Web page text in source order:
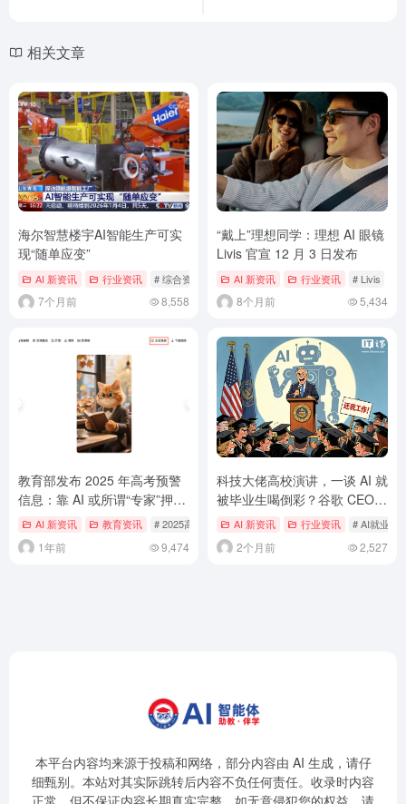
相关文章
海尔智慧楼宇AI智能生产可实
现“随单应变”
AI 新资讯 行业资讯 # 综合资讯
7个月前 8,558
“戴上”理想同学：理想 AI 眼镜
Livis 官宣 12 月 3 日发布
AI 新资讯 行业资讯 # Livis
8个月前 5,434
教育部发布 2025 年高考预警
信息：靠 AI 或所谓“专家”押中
题目可能性极小
AI 新资讯 教育资讯 # 2025高考 # AI押题 # 人工智能
1年前 9,474
科技大佬高校演讲，一谈 AI 就
被毕业生喝倒彩？谷歌 CEO
皮查伊自称“很乐观”
AI 新资讯 行业资讯 # AI就业
2个月前 2,527
本平台内容均来源于投稿和网络，部分内容由 AI 生成，请仔
细甄别。本站对其实际跳转后内容不负任何责任。收录时内容
正常，但不保证内容长期真实完整。如无意侵犯您的权益，请